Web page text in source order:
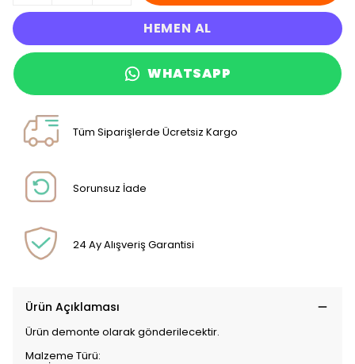
HEMEN AL
WHATSAPP
Tüm Siparişlerde Ücretsiz Kargo
Sorunsuz İade
24 Ay Alışveriş Garantisi
Ürün Açıklaması
Ürün demonte olarak gönderilecektir.
Malzeme Türü: